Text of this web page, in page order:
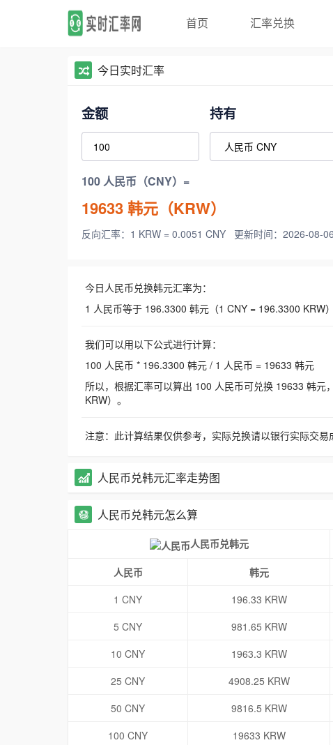
首页 汇率兑换
今日实时汇率
金额 持有
100 人民币（CNY）=
19633韩元（KRW）
反向汇率：1 KRW = 0.0051 CNY 更新时间：2026-08-
今日人民币兑换韩元汇率为：
1 人民币等于 196.3300 韩元（1 CNY = 196.3300 KRW
我们可以用以下公式进行计算：
100 人民币 * 196.3300 韩元 / 1 人民币 = 19633 韩元
所以，根据汇率可以算出 100 人民币可兑换 19633 韩
KRW）。
注意：此计算结果仅供参考，实际兑换请以银行实际交易
人民币兑韩元汇率走势图
人民币兑韩元怎么算
人民币兑韩元
人民币 韩元
1 CNY
196.33 KRW
5 CNY
981.65 KRW
10 CNY
1963.3 KRW
25 CNY
4908.25 KRW
50 CNY
9816.5 KRW
100 CNY
19633 KRW